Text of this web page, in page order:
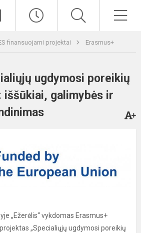
finansuojami projektai Erasmus+
ugdymosi poreikių
iššūkiai, galimybės ir
„Ežerėlis“ vykdomas Erasmus+
„Specialiųjų ugdymosi poreikių